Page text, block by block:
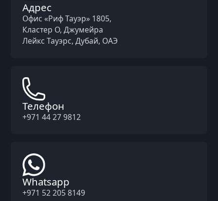
Адрес
Офис «Риф Тауэр» 1805,
Кластер O, Джумейра
Лейкс Тауэрс, Дубай, ОАЭ
Телефон
+971 44 27 9812
Whatsapp
+971 52 205 8149